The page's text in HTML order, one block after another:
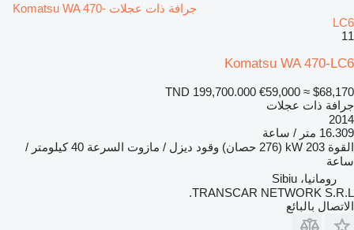
جرافة ذات عجلات Komatsu WA 470-
LC6
11
Komatsu WA 470-LC6
TND 199,700.000 €59,000 ≈ $68,170
جرافة ذات عجلات
2014
16.309 متر / ساعة
القوة 203 kW (276 حصان) وقود ديزل / مازوت السرعة
40 كيلومتر /
ساعة
رومانيا، Sibiu
TRANSCAR NETWORK S.R.L.
الاتصال بالبائع